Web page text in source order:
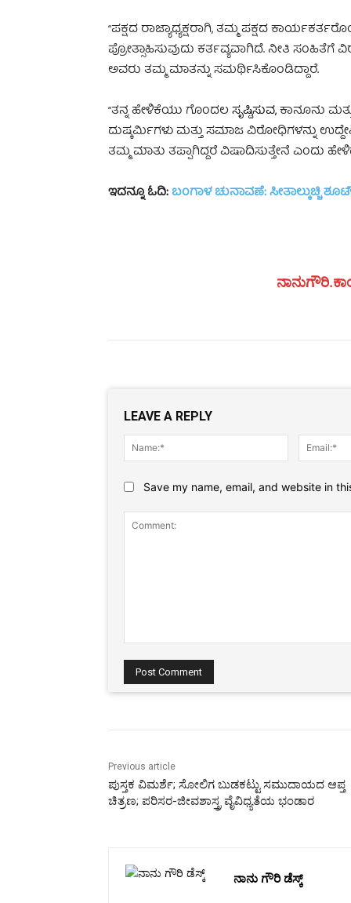
“ಪಕ್ಷದ ರಾಜ್ಯಾಧ್ಯಕ್ಷರಾಗಿ, ತಮ್ಮ ಪಕ್ಷದ
ಪ್ರೋತ್ಸಾಹಿಸುವುದು ಕರ್ತವ್ಯವಾಗಿದೆ. ನೀತಿ ಸಂಹಿತೆಗೆ
ಅವರು ತಮ್ಮ ಮಾತನ್ನು ಸಮರ್ಥಿಸಿಕೊಂಡಿದ್ದಾರೆ.
“ತನ್ನ ಹೇಳಿಕೆಯು ಗೊಂದಲಸೃಷ್ಟಿಸುವ,ಕಾನೂನು
ದುಷ್ಕರ್ಮಿಗಳು ಮತ್ತು ಸಮಾಜ ವಿರೋಧಿಗಳನ್ನು
ತಮ್ಮ ಮಾತು ತಪ್ಪಾಗಿದ್ದರೆ ವಿಷಾದಿಸುತ್ತೇನೆ ಎಂದು
ಇದನ್ನೂ ಓದಿ:ಬಂಗಾಳ ಚುನಾವಣೆ: ಸೀತಾಲ್ಕುಚ್ಚಿ
LEAVE A REPLY
Name:*
Save my name, email, and website in
Previous article
ಪುಸ್ತಕ ವಿಮರ್ಶೆ; ಸೋಲಿಗ ಬುಡಕಟ್ಟು ಸಮುದಾಯದ ಆಪ್ತ
ಚಿತ್ರಣ; ಪರಿಸರ-ಜೀವಶಾಸ್ತ್ರ ವೈವಿಧ್ಯತೆಯ ಭಂಡಾರ
ನಾನು ಗೌರಿ ಡೆಸ್ಕ್